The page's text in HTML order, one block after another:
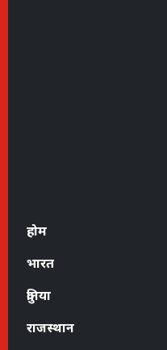
होम
भारत
दुनिया
राजस्थान